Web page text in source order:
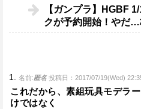
【ガンプラ】HGBF
クが予約開始！やだ
1. 名前:匿名 投稿日：2017/07/19(Wed)
これだから、素組玩具モデラ
けではなく